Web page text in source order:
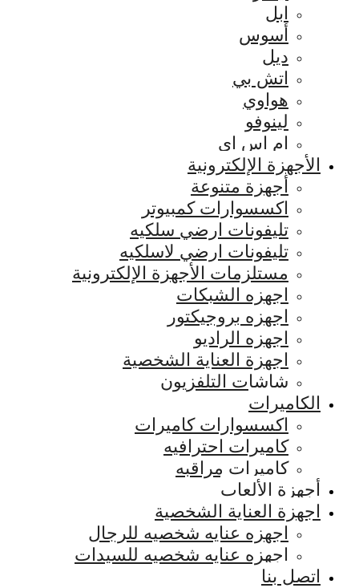
ابل
أسوس
ديل
اتش بي
هواوي
لينوفو
ام اس اي
الأجهزة الإلكترونية
أجهزة متنوعة
اكسسوارات كمبيوتر
تليفونات ارضي سلكيه
تليفونات ارضي لاسلكيه
مستلزمات الأجهزة الإلكترونية
اجهزه الشبكات
اجهزه بروجيكتور
اجهزه الراديو
اجهزة العناية الشخصية
شاشات التلفزيون
الكاميرات
اكسسوارات كاميرات
كاميرات احترافيه
كاميرات مراقبه
أجهزة الألعاب
اجهزة العناية الشخصية
اجهزه عنايه شخصيه للرجال
اجهزه عنايه شخصيه للسيدات
اتصل بنا